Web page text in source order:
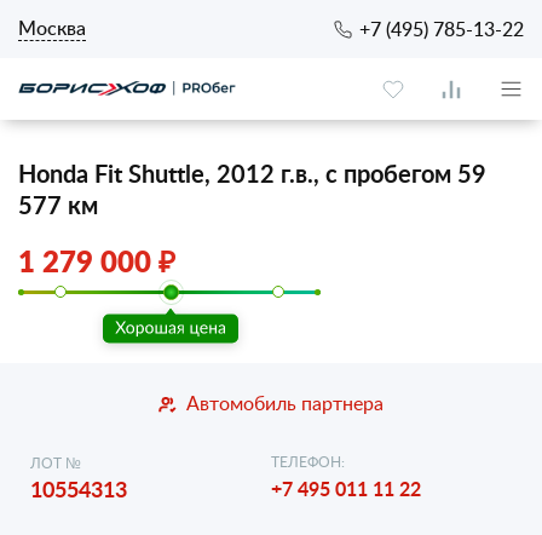
Москва +7 (495) 785-13-22
Honda Fit Shuttle, 2012 г.в., с пробегом 59
577 км
1 279 000 ₽
Автомобиль партнера
ЛОТ №
10554313
ТЕЛЕФОН:
+7 495 011 11 22